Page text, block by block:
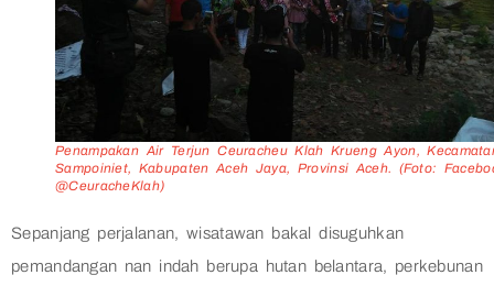
Penampakan Air Terjun Ceuracheu Klah Krueng Ayon,
Sampoiniet, Kabupaten Aceh Jaya, Provinsi Aceh. (Foto:
@CeuracheKlah)
Sepanjang perjalanan, wisatawan bakal disuguhkan
pemandangan nan indah berupa hutan belantara, perkebunan